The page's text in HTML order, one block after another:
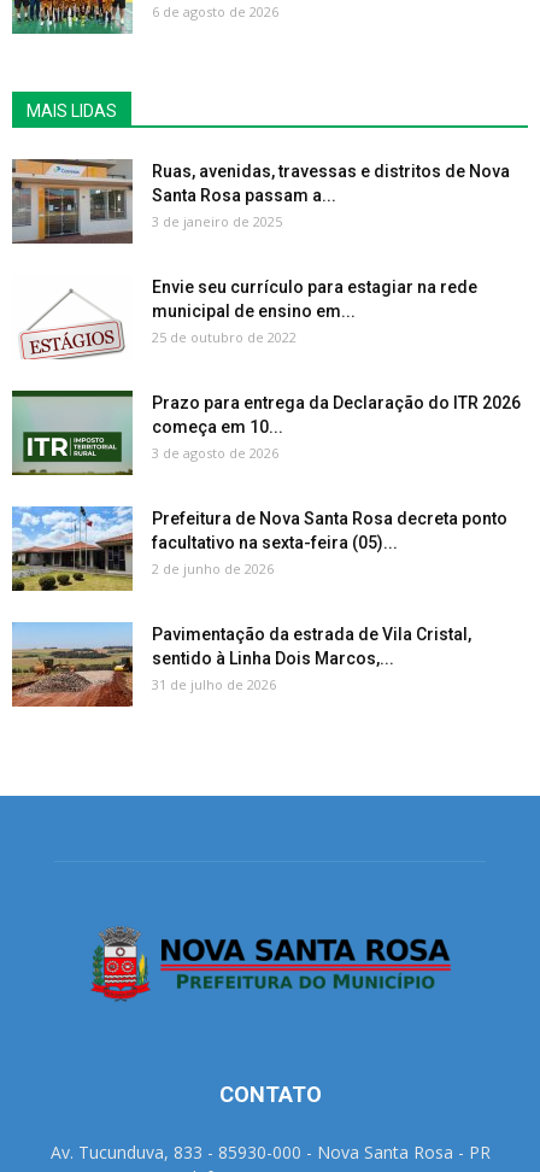
6 de agosto de 2026
MAIS LIDAS
Ruas, avenidas, travessas e distritos de Nova
Santa Rosa passam a...
3 de janeiro de 2025
Envie seu currículo para estagiar na rede
municipal de ensino em...
25 de outubro de 2022
Prazo para entrega da Declaração do ITR 2026
começa em 10...
3 de agosto de 2026
Prefeitura de Nova Santa Rosa decreta ponto
facultativo na sexta-feira (05)...
2 de junho de 2026
Pavimentação da estrada de Vila Cristal,
sentido à Linha Dois Marcos,...
31 de julho de 2026
CONTATO
Av. Tucunduva, 833 - 85930-000 - Nova Santa Rosa - PR